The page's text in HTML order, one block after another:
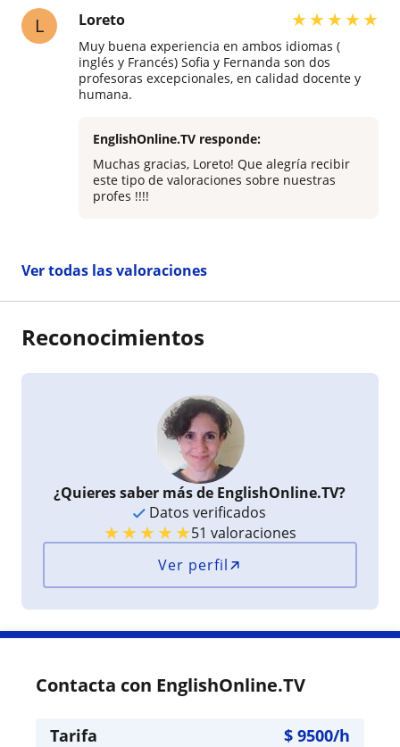
L Loreto ★★★★★
Muy buena experiencia en ambos idiomas (
inglés y Francés) Sofia y Fernanda son dos
profesoras excepcionales, en calidad docente y
humana.
EnglishOnline.TV responde:
Muchas gracias, Loreto! Que alegría recibir
este tipo de valoraciones sobre nuestras
profes !!!!
Ver todas las valoraciones
Reconocimientos
¿Quieres saber más de EnglishOnline.TV?
Datos verificados
★★★★★51 valoraciones
Ver perfil
Contacta con EnglishOnline.TV
Tarifa $ 9500/h